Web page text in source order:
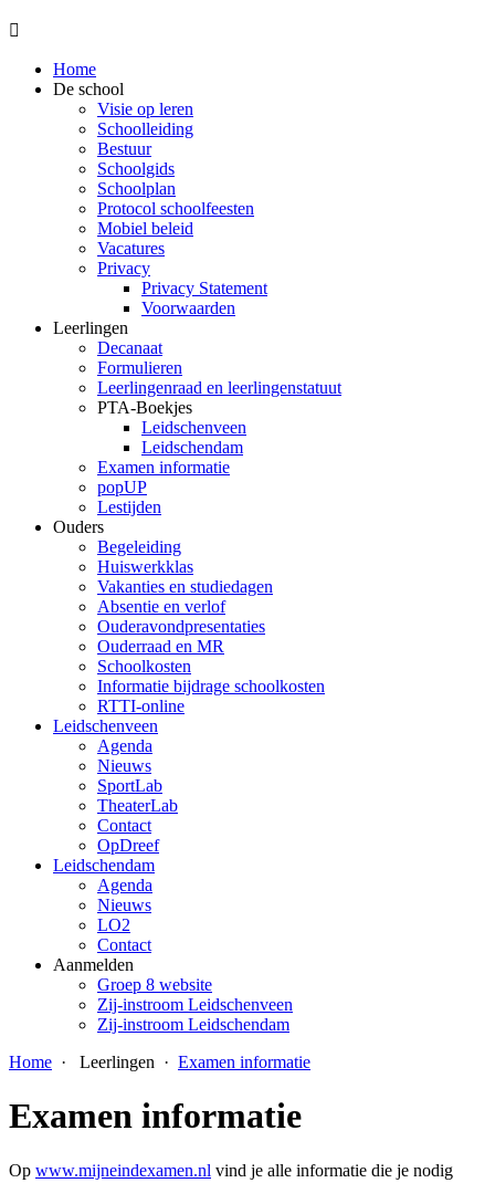

Home
De school
Visie op leren
Schoolleiding
Bestuur
Schoolgids
Schoolplan
Protocol schoolfeesten
Mobiel beleid
Vacatures
Privacy
Privacy Statement
Voorwaarden
Leerlingen
Decanaat
Formulieren
Leerlingenraad en leerlingenstatuut
PTA-Boekjes
Leidschenveen
Leidschendam
Examen informatie
popUP
Lestijden
Ouders
Begeleiding
Huiswerkklas
Vakanties en studiedagen
Absentie en verlof
Ouderavondpresentaties
Ouderraad en MR
Schoolkosten
Informatie bijdrage schoolkosten
RTTI-online
Leidschenveen
Agenda
Nieuws
SportLab
TheaterLab
Contact
OpDreef
Leidschendam
Agenda
Nieuws
LO2
Contact
Aanmelden
Groep 8 website
Zij-instroom Leidschenveen
Zij-instroom Leidschendam
Home · Leerlingen · Examen informatie
Examen informatie
Op www.mijneindexamen.nl vind je alle informatie die je nodig